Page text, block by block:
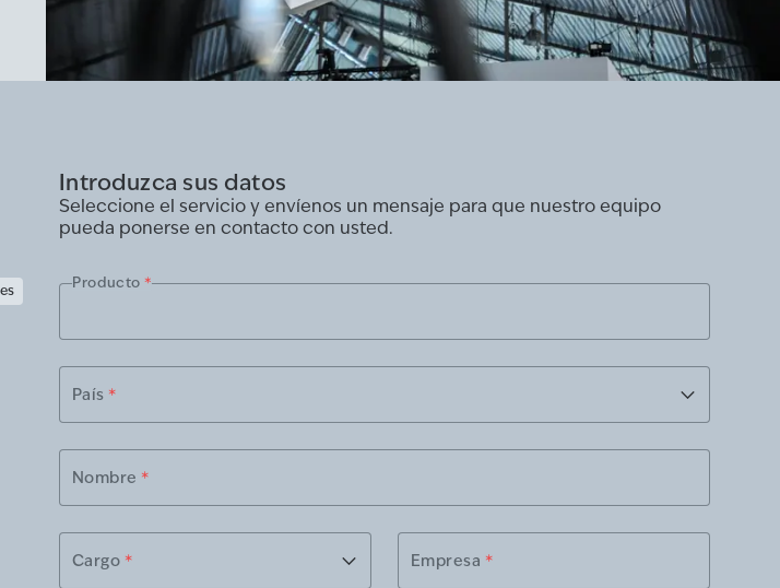
Introduzca sus datos
Seleccione el servicio y envíenos un mensaje para que nuestro equipo
pueda ponerse en contacto con usted.
Producto *
País *
Nombre *
Cargo * Empresa *